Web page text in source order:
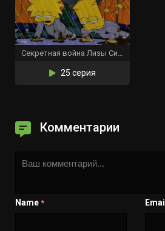
Секретная война Лизы Симпсон
25 серия
Комментарии
Name * Email